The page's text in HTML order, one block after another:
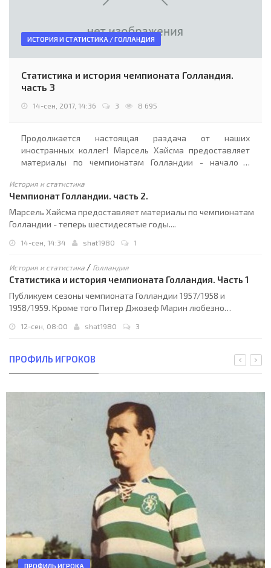
ИСТОРИЯ И СТАТИСТИКА / ГОЛЛАНДИЯ
Статистика и история чемпионата Голландия.
часть 3
14-сен, 2017, 14:36 3 8 695
Продолжается настоящая раздача от наших
иностранных коллег! Марсель Хайсма предоставляет
материалы по чемпионатам Голландии - начало и
также список игроков чемпионата Голландии 1956-
2017....
История и статистика
Чемпионат Голландии. часть 2.
Марсель Хайсма предоставляет материалы по чемпионатам
Голландии - теперь шестидесятые годы....
14-сен, 14:34 shat1980 1
История и статистика / Голландия
Статистика и история чемпионата Голландия. Часть 1
Публикуем сезоны чемпионата Голландии 1957/1958 и
1958/1959. Кроме того Питер Джозеф Марин любезно
12-сен, 08:00 shat1980 3
ПРОФИЛЬ ИГРОКОВ
ПРОФИЛЬ ИГРОКА